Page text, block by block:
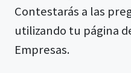
Contestarás a las
utilizando tu página
Empresas.